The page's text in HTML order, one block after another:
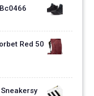
Red 50